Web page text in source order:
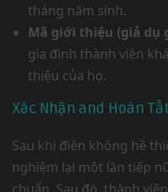
tháng năm sinh.
Mã giới thiệu (giả dụ
gia đình thành viên
thiệu của họ.
Xác Nhận and Hoàn
Sau khi điền không hề
nghiệm lại một lần tiếp